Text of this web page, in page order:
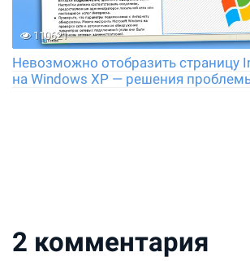
110621
Невозможно отобразить страницу
на Windows XP — решения
2 комментария